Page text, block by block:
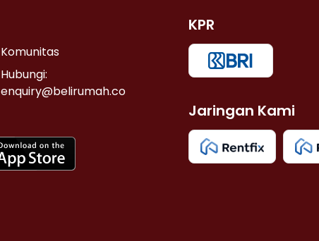
Komunitas
Hubungi:
enquiry@belirumah.co
KPR
Jaringan Kami